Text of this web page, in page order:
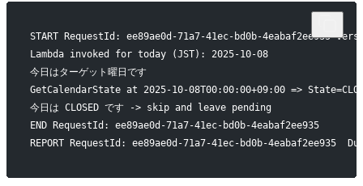
START RequestId: ee89ae0d-71a7-41ec-bd0b-4eabaf2ee935
Lambda invoked for today (JST): 2025-10-08
今日はターゲット曜日です
GetCalendarState at 2025-10-08T00:00:00+09:00 =>
今日は CLOSED です -> skip and leave pending
END RequestId: ee89ae0d-71a7-41ec-bd0b-4eabaf2ee935